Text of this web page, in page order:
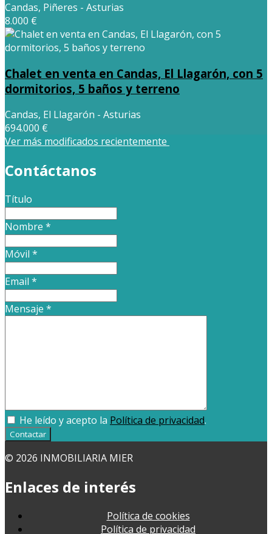
Candas, Piñeres - Asturias
8.000 €
Chalet en venta en Candas, El Llagarón, con 5
dormitorios, 5 baños y terreno
Candas, El Llagarón - Asturias
694.000 €
Ver más modificados recientemente
Contáctanos
Título
Nombre *
Móvil *
Email *
Mensaje *
He leído y acepto la Política de privacidad.
Contactar
© 2026 INMOBILIARIA MIER
Enlaces de interés
Política de cookies
Política de privacidad